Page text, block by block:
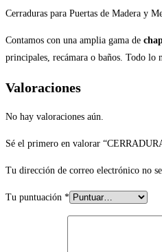
Cerraduras para Puertas de Madera y
Contamos con una amplia gama de
principales, recámara o baños. Todo lo
Valoraciones
No hay valoraciones aún.
Sé el primero en valorar
Tu dirección de correo electrónico no
Tu puntuación *